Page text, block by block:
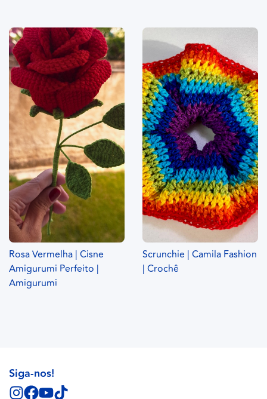
Rosa Vermelha | Cisne
Amigurumi Perfeito |
Amigurumi
Scrunchie | Camila Fashion
| Crochê
Siga-nos!